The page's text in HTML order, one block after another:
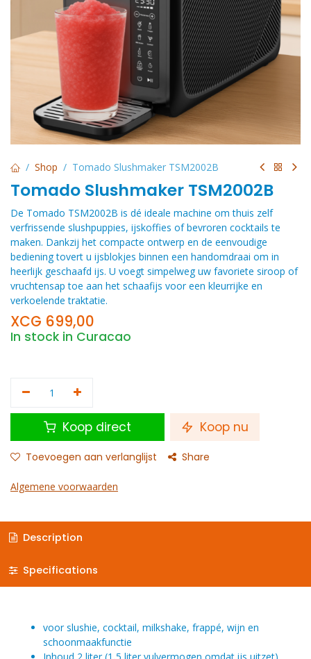
Shop Tomado Slushmaker TSM2002B
Tomado Slushmaker TSM2002B
De Tomado TSM2002B is dé ideale machine om thuis zelf
verfrissende slushpuppies, ijskoffies of bevroren cocktails te
maken. Dankzij het compacte ontwerp en de eenvoudige
bediening tovert u ijsblokjes binnen een handomdraai om in
heerlijk geschaafd ijs. U voegt simpelweg uw favoriete siroop of
vruchtensap toe aan het schaafijs voor een kleurrijke en
verkoelende traktatie.
XCG 699,00
In stock in Curacao
Koop direct Koop nu
Toevoegen aan verlanglijst Share
Algemene voorwaarden
Description
Specifications
voor slushie, cocktail, milkshake, frappé, wijn en
schoonmaakfunctie
Inhoud 2 liter (1,5 liter vulvermogen omdat ijs uitzet)